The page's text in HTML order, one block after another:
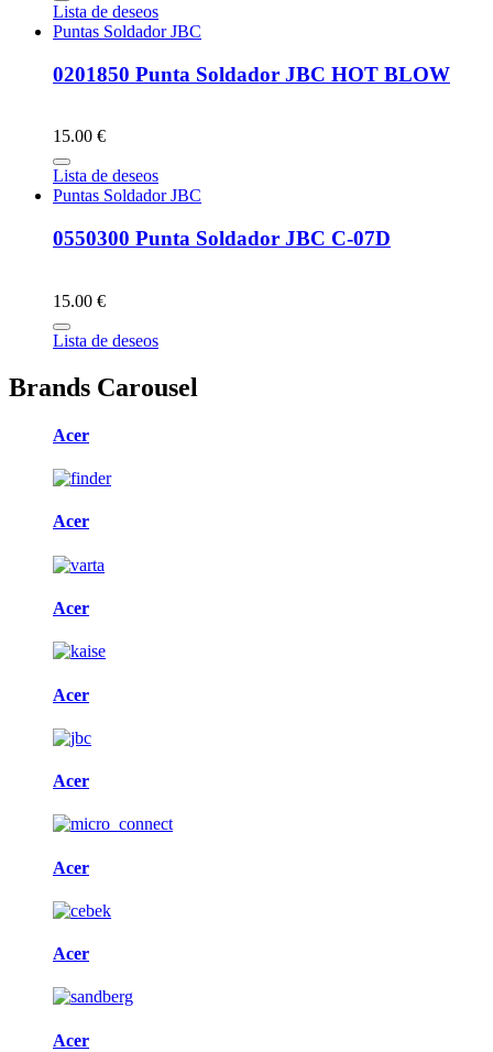
Lista de deseos
Puntas Soldador JBC
0201850 Punta Soldador JBC HOT BLOW
15.00 €
Lista de deseos
Puntas Soldador JBC
0550300 Punta Soldador JBC C-07D
15.00 €
Lista de deseos
Brands Carousel
Acer
Acer
Acer
Acer
Acer
Acer
Acer
Acer